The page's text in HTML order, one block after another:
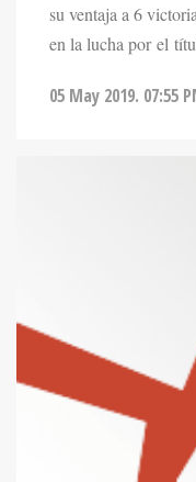
su ventaja a 6
en la lucha por el
05 May 2019. 07:55